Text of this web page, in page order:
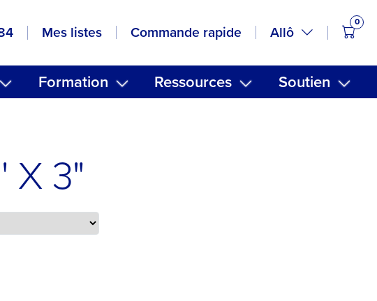
Mes listes Commande rapide Allô
0
Formation Ressources Soutien
X 3"